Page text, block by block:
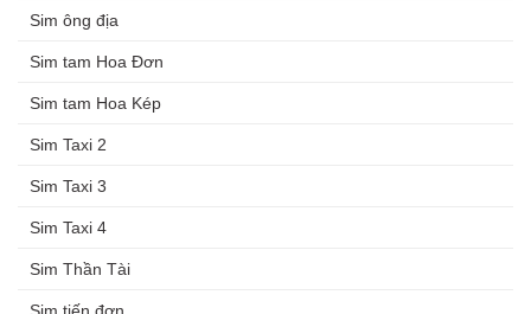
Sim ông địa
Sim tam Hoa Đơn
Sim tam Hoa Kép
Sim Taxi 2
Sim Taxi 3
Sim Taxi 4
Sim Thần Tài
Sim tiến đơn